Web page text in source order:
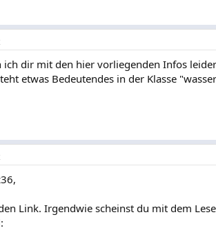
ich dir mit den hier vorliegenden Infos
etwas Bedeutendes in der Klasse
Link. Irgendwie scheinst du mit dem